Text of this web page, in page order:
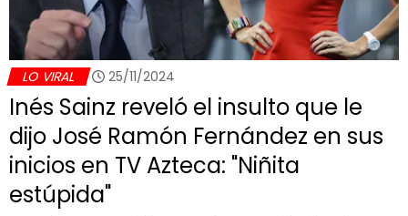
LO VIRAL 25/11/2024
Inés Sainz reveló el insulto que le
dijo José Ramón Fernández en sus
inicios en TV Azteca: "Niñita
estúpida"